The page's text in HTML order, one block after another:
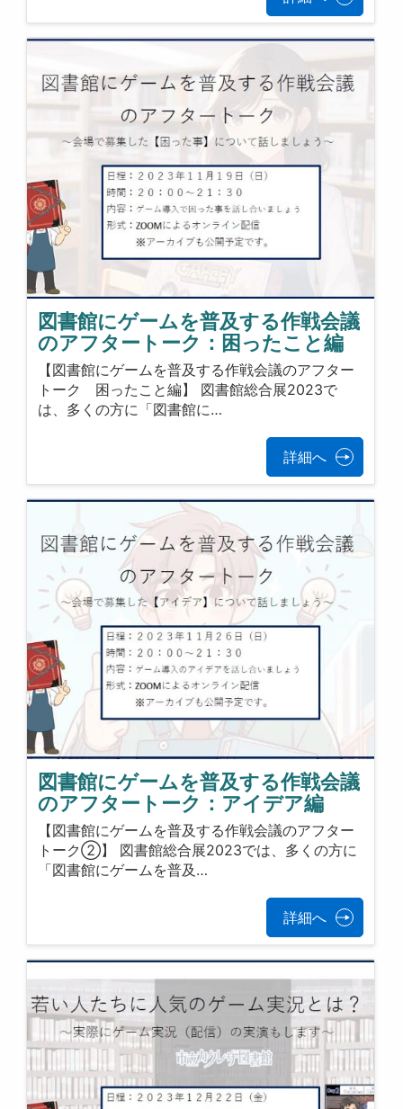
図書館にゲームを普及する作戦会議
のアフタートーク：困ったこと編
【図書館にゲームを普及する作戦会議のアフター
トーク 困ったこと編】 図書館総合展2023で
は、多くの方に「図書館に…
詳細へ
図書館にゲームを普及する作戦会議
のアフタートーク：アイデア編
【図書館にゲームを普及する作戦会議のアフター
トーク②】 図書館総合展2023では、多くの方に
「図書館にゲームを普及…
詳細へ